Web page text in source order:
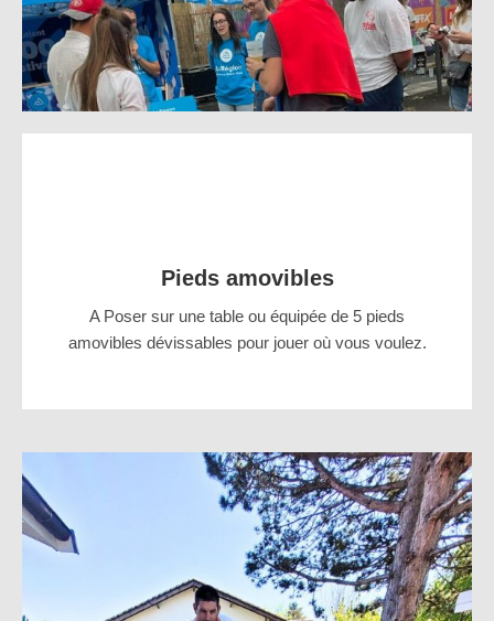
Pieds amovibles
A Poser sur une table ou équipée de 5 pieds
amovibles dévissables pour jouer où vous voulez.